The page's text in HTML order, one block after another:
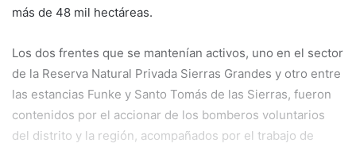
más de 48 mil hectáreas.
Los dos frentes que se mantenían activos, uno en el sector
de la Reserva Natural Privada Sierras Grandes y otro entre
las estancias Funke y Santo Tomás de las Sierras, fueron
contenidos por el accionar de los bomberos voluntarios
del distrito y la región, acompañados por el trabajo de